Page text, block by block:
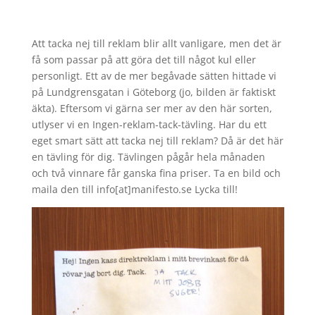
Att tacka nej till reklam blir allt vanligare, men det är
få som passar på att göra det till något kul eller
personligt. Ett av de mer begåvade sätten hittade vi
på Lundgrensgatan i Göteborg (jo, bilden är faktiskt
äkta). Eftersom vi gärna ser mer av den här sorten,
utlyser vi en Ingen-reklam-tack-tävling. Har du ett
eget smart sätt att tacka nej till reklam? Då är det här
en tävling för dig. Tävlingen pågår hela månaden
och två vinnare får ganska fina priser. Ta en bild och
maila den till info[at]manifesto.se Lycka till!